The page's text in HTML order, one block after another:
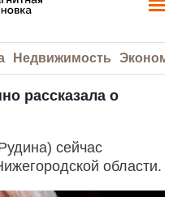
Недвижимость
рассказала о
сейчас
области.